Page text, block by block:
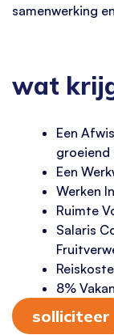
samenwerking
wat
Een
Een
Werken
Ruimte
Salaris
8%
solliciteer